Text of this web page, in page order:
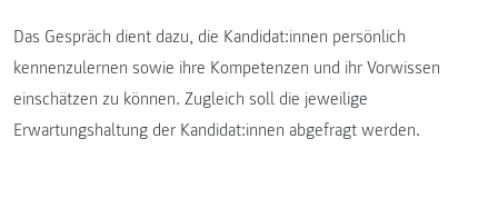
Das Gespräch dient dazu, die Kandidat:innen persönlich
kennenzulernen sowie ihre Kompetenzen und ihr Vorwissen
einschätzen zu können. Zugleich soll die jeweilige
Erwartungshaltung der Kandidat:innen abgefragt werden.